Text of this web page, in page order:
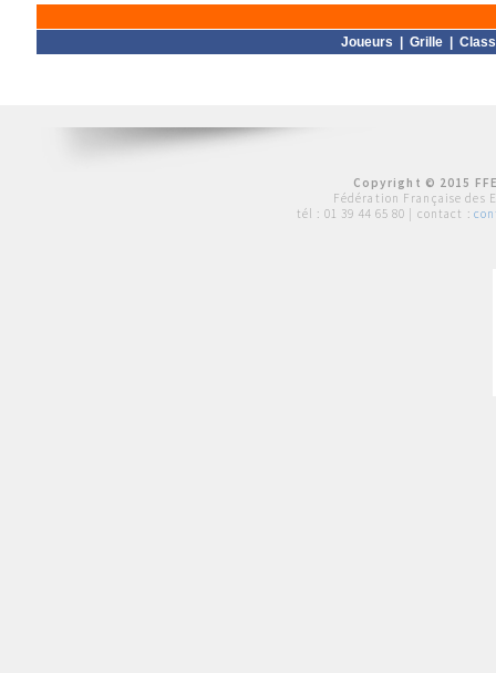
Joueurs Grille
Copyright © 2015
Fédération Française des
tél : 01 39 44 65 80 | contact :